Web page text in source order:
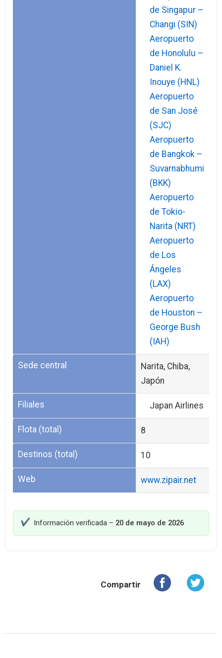
de Singapur –
Changi (SIN)
Aeropuerto
de Honolulu –
Daniel K.
Inouye (HNL)
Aeropuerto
de San José
(SJC)
Aeropuerto
de Bangkok –
Suvarnabhumi
(BKK)
Aeropuerto
de Tokio-
Narita (NRT)
Aeropuerto
de Los
Ángeles
(LAX)
Aeropuerto
de Houston –
George Bush
(IAH)
Sede central
Narita, Chiba,
Japón
Filiales Japan Airlines
Flota (total) 8
Destinos (total) 10
Web www.zipair.net
Información verificada – 20 de mayo de 2026
Compartir